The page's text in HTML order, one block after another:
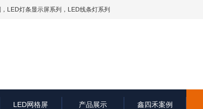
，LED灯条显示屏系列，LED线条灯系列
LED网格屏 产品展示 鑫四禾案例